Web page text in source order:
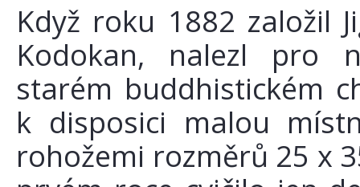
Když roku 1882 založil
Kodokan, nalezl pro
starém buddhistickém
k disposici malou
rohožemi rozměrů 25 x